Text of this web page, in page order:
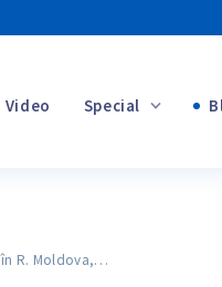
Video Special
R. Moldova,…